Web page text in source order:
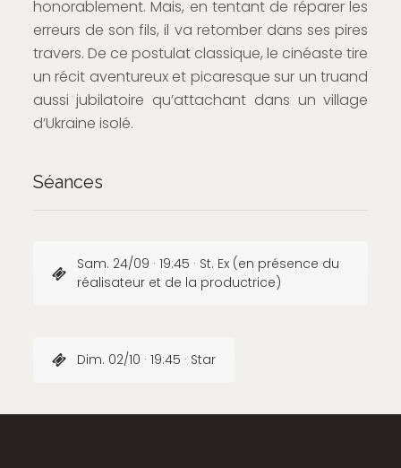
honorablement. Mais, en tentant de réparer les
erreurs de son fils, il va retomber dans ses pires
travers. De ce postulat classique, le cinéaste tire
un récit aventureux et picaresque sur un truand
aussi jubilatoire qu’attachant dans un village
d’Ukraine isolé.
Séances
Sam. 24/09 · 19:45 · St. Ex (en présence du
réalisateur et de la productrice)
Dim. 02/10 · 19:45 · Star